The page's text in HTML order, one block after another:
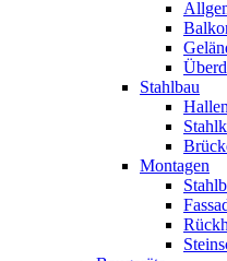
Stahlbau
Montagen